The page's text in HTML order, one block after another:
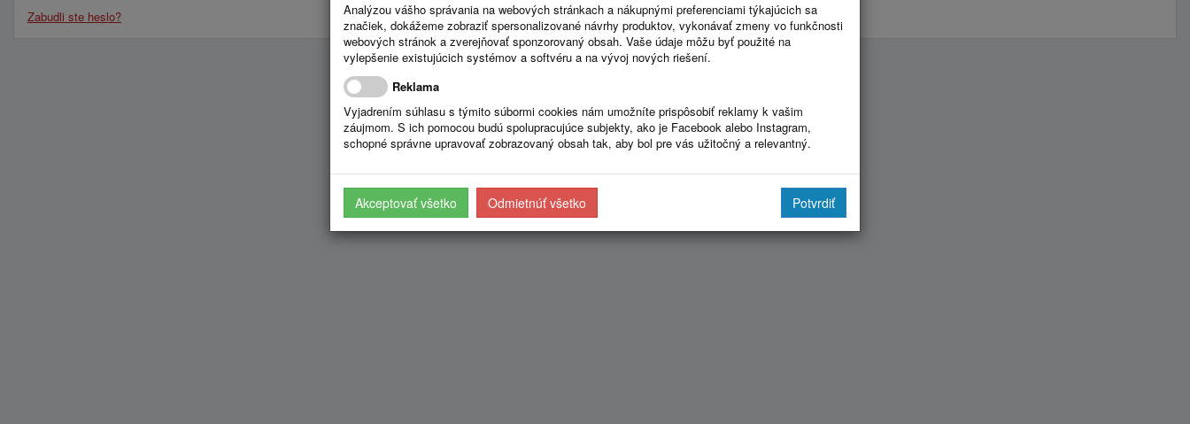
Zabudli ste heslo?
Analýzou vášho správania na webových stránkach a nákupnými preferenciami týkajúcich sa
značiek, dokážeme zobraziť spersonalizované návrhy produktov, vykonávať zmeny vo funkčnosti
webových stránok a zverejňovať sponzorovaný obsah. Vaše údaje môžu byť použité na
vylepšenie existujúcich systémov a softvéru a na vývoj nových riešení.
Reklama
Vyjadrením súhlasu s týmito súbormi cookies nám umožníte prispôsobiť reklamy k vašim
záujmom. S ich pomocou budú spolupracujúce subjekty, ako je Facebook alebo Instagram,
schopné správne upravovať zobrazovaný obsah tak, aby bol pre vás užitočný a relevantný.
Akceptovať všetko Odmietnúť všetko Potvrdiť